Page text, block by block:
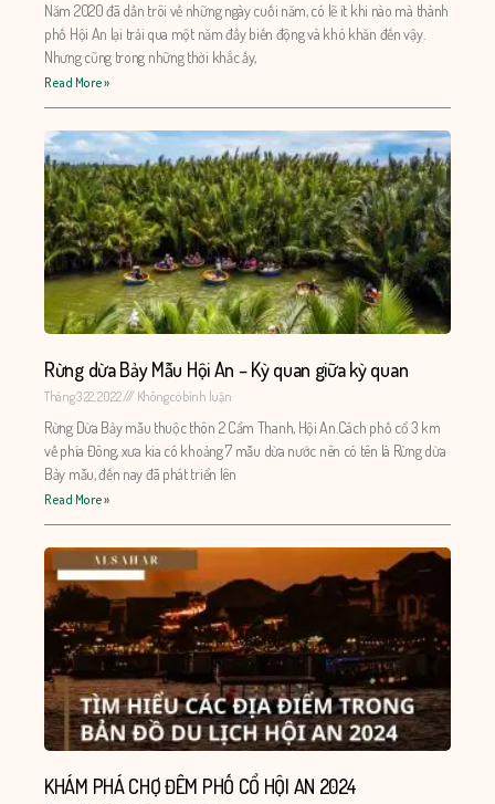
Năm 2020 đã dần trôi về những ngày cuối năm, có lẽ ít khi nào mà thành
phố Hội An lại trải qua một năm đầy biến động và khó khăn đến vậy.
Nhưng cũng trong những thời khắc ấy,
Read More »
Rừng dừa Bảy Mẫu Hội An – Kỳ quan giữa kỳ quan
Tháng 3 22, 2022 Không có bình luận
Rừng Dừa Bảy mẫu thuộc thôn 2 Cẩm Thanh, Hội An.Cách phố cổ 3 km
về phía Đông, xưa kia có khoảng 7 mẫu dừa nước nên có tên là Rừng dừa
Bảy mẫu, đến nay đã phát triển lên
Read More »
KHÁM PHÁ CHỢ ĐÊM PHỐ CỔ HỘI AN 2024